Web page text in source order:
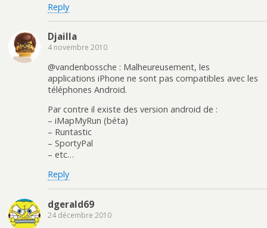
Reply
Djailla
4 novembre 2010
@vandenbossche : Malheureusement, les
applications iPhone ne sont pas compatibles avec les
téléphones Android.
Par contre il existe des version android de :
– iMapMyRun (béta)
– Runtastic
– SportyPal
– etc…
Reply
dgerald69
24 décembre 2010